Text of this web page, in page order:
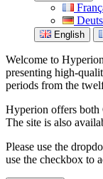
English
Welcome to
presenting high-
periods from the
Hyperion offers both
The site is also
Please use the
use the checkbox to